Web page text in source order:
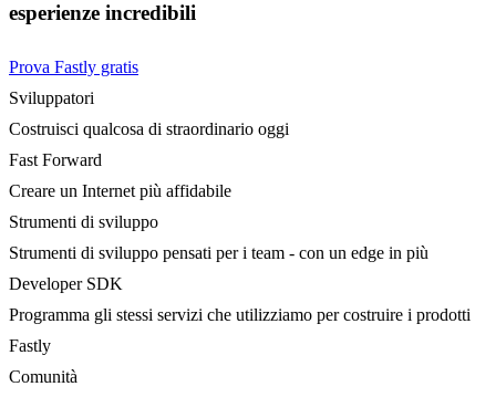
esperienze incredibili
Prova Fastly gratis
Sviluppatori
Costruisci qualcosa di straordinario oggi
Fast Forward
Creare un Internet più affidabile
Strumenti di sviluppo
Strumenti di sviluppo pensati per i team - con un edge in più
Developer SDK
Programma gli stessi servizi che utilizziamo per costruire i prodotti
Fastly
Comunità